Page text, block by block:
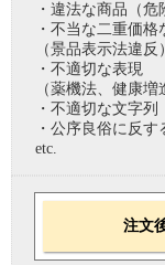
・違法な商品（危
・不当な二重価格
（景品表示法違反）
・不適切な表現
（薬機法、健康増
・不適切な文字列
・公序良俗に反す
etc.
注文